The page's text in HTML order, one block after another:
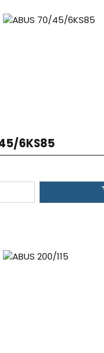
6KS85